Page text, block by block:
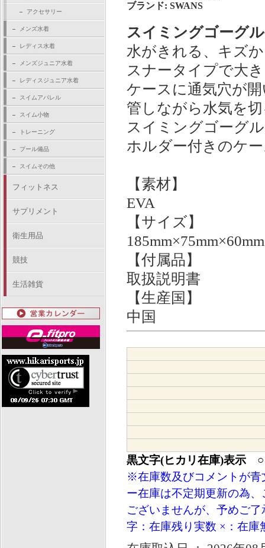
アクセサリー
メンズ水着
レディス水着
メンズジュニア水着
レディスジュニア水着
スイムアパレル
スイム小物
トレーニング
プール備品
スイムその他
フィットネス
サプリメント
衛生用品
競技
生活雑貨
ブランド: SWANS
スイミングゴーグ
水がきれる、キズ
スナータイプで大
ケースに通気穴が
管しながら水気を
スイミングゴーグ
ホルダー付きのケ
【素材】
EVA
【サイズ】
185mm×75mm×60mm
【付属品】
取扱説明書
【生産国】
中国
黒文字(ヒカリ在庫)表示
※在庫数及びコメントが青
ー在庫は不定期更新の為
ございませんが、予めご
字：在庫残り実数 ×：在庫